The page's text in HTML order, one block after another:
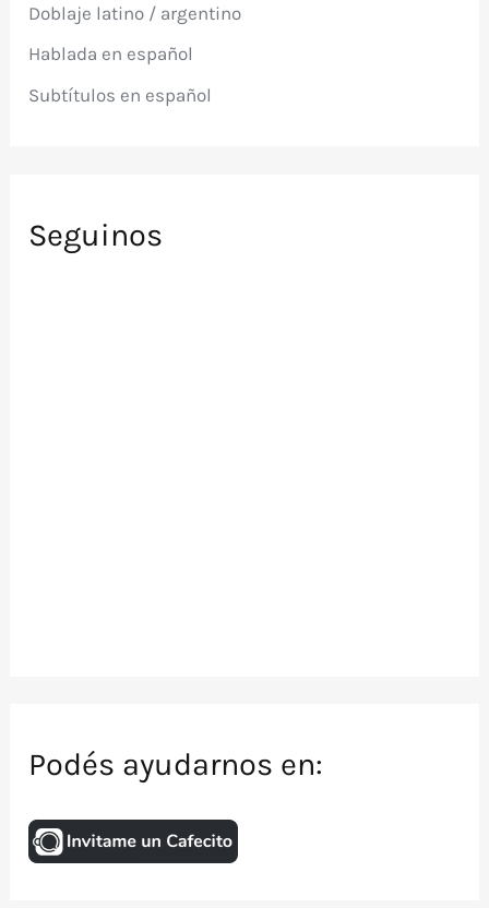
o
:
Doblaje latino / argentino
Hablada en español
Subtítulos en español
Seguinos
Podés ayudarnos en: